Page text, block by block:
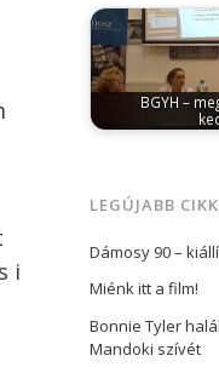
i
BGYH –
LEGÚJABB
Dámosy 90 –
Miénk itt a film!
Bonnie Tyler
Mandoki szívét